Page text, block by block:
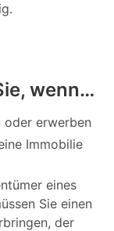
wenn…
oder erwerben
Immobilie
eines
Sie einen
der